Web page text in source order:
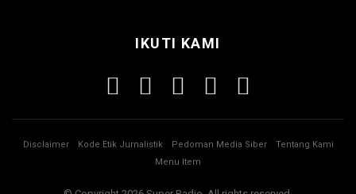
IKUTI KAMI
Disclaimer Kode Etik Jurnalistik Pedoman Media Siber
Tentang Kami
Menu Item